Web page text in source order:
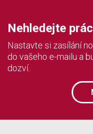
Nehledejte
Nastavte si zasílání
do vašeho e-mailu a
dozví.